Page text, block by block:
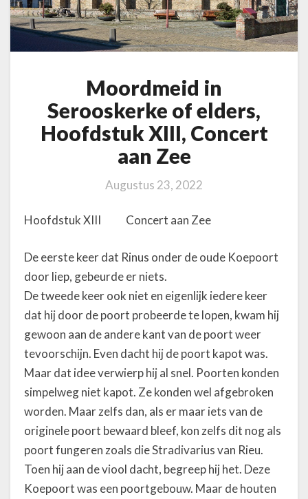
e
r
o
o
d
s
,
H
o
f
d
s
u
k
X
I
I
,
Moordmeid in
Serooskerke of elders,
Hoofdstuk XIII, Concert
aan Zee
Augustus 23, 2022
Hoofdstuk XIII Concert aan Zee
De eerste keer dat Rinus onder de oude Koepoort
door liep, gebeurde er niets.
De tweede keer ook niet en eigenlijk iedere keer
dat hij door de poort probeerde te lopen, kwam hij
gewoon aan de andere kant van de poort weer
tevoorschijn. Even dacht hij de poort kapot was.
Maar dat idee verwierp hij al snel. Poorten konden
simpelweg niet kapot. Ze konden wel afgebroken
worden. Maar zelfs dan, als er maar iets van de
originele poort bewaard bleef, kon zelfs dit nog als
poort fungeren zoals die Stradivarius van Rieu.
Toen hij aan de viool dacht, begreep hij het. Deze
Koepoort was een poortgebouw. Maar de houten